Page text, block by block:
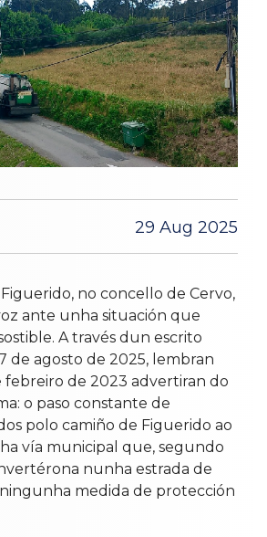
29 Aug 2025
no concello de Cervo,
ante unha situación que
A través dun escrito
de agosto de 2025, lembran
febreiro de 2023 advertiran do
o paso constante de
polo camiño de Figuerido ao
vía municipal que, segundo
nunha estrada de
medida de protección